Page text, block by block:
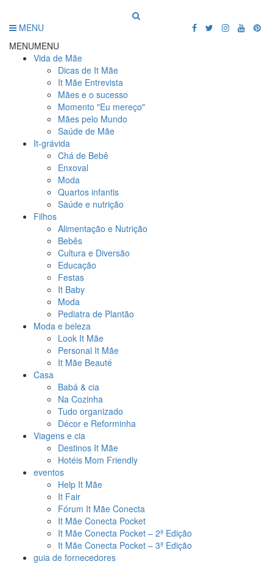
MENU
MENUMENU
Vida de Mãe
Dicas de It Mãe
It Mãe Entrevista
Mães e o sucesso
Momento "Eu mereço"
Mães pelo Mundo
Saúde de Mãe
It-grávida
Chá de Bebê
Enxoval
Moda
Quartos infantis
Saúde e nutrição
Filhos
Alimentação e Nutrição
Bebês
Cultura e Diversão
Educação
Festas
It Baby
Moda
Pediatra de Plantão
Moda e beleza
Look It Mãe
Personal It Mãe
It Mãe Beauté
Casa
Babá & cia
Na Cozinha
Tudo organizado
Décor e Reforminha
Viagens e cia
Destinos It Mãe
Hotéis Mom Friendly
eventos
Help It Mãe
It Fair
Fórum It Mãe Conecta
It Mãe Conecta Pocket
It Mãe Conecta Pocket – 2ª Edição
It Mãe Conecta Pocket – 3ª Edição
guia de fornecedores